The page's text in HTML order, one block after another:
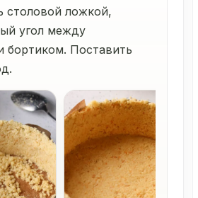
столовой ложкой,
угол между
бортиком. Поставить